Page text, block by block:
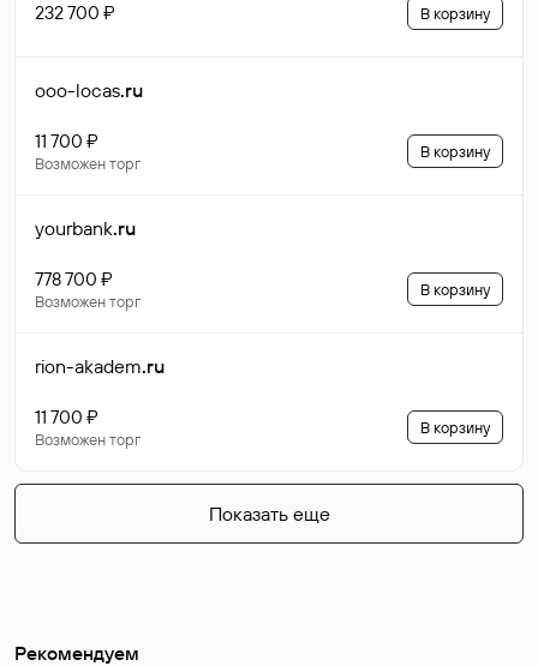
232 700 ₽ В корзину
ooo-locas.ru
11 700 ₽
Возможен торг
В корзину
yourbank.ru
778 700 ₽
Возможен торг
В корзину
rion-akadem.ru
11 700 ₽
Возможен торг
В корзину
Показать еще
Рекомендуем